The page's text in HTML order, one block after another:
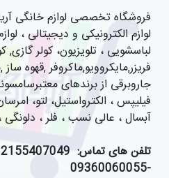
فروشگاه تخصصی لوازم خانگی
لوازم الکترونیکی و دیجیتالی ،
لباسشویی ، تلویزیون، کولر
فریزر,مایکروویو,ماکروفر ,قهوه
جاروبرقی از برندهای
فیلیپس ، الکترواستیل، لتو،
آبسال ، عالی نسب ، فلر ، دلونگی
تلفن های تماس:
-09360060055